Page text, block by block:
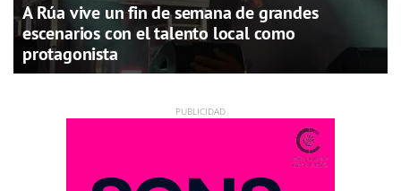
A Rúa vive un fin de semana de grandes
escenarios con el talento local como
protagonista